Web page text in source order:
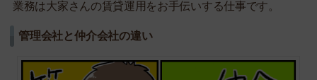
業務は大家さんの賃貸運用をお手伝いする仕事です。
管理会社と仲介会社の違い